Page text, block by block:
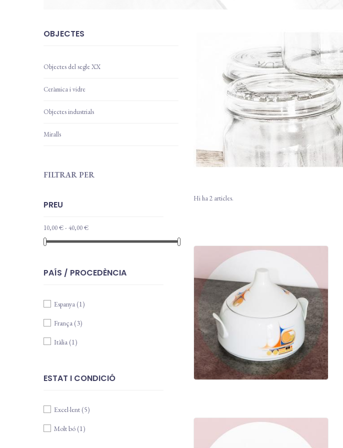
OBJECTES
Objectes del segle XX
Ceràmica i vidre
Objectes industrials
Miralls
FILTRAR PER
PREU
10,00 € - 40,00 €
PAÍS / PROCEDÈNCIA
Espanya (1)
França (3)
Itàlia (1)
ESTAT I CONDICIÓ
Excel·lent (5)
Molt bó (1)
Hi ha 2 articles.